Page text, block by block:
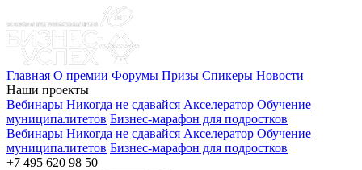
Главная О премии Форумы Призы Спикеры Новости
Наши проекты
Вебинары Никогда не сдавайся Акселератор Обучение
муниципалитетов Бизнес-марафон для подростков
Вебинары Никогда не сдавайся Акселератор Обучение
муниципалитетов Бизнес-марафон для подростков
+7 495 620 98 50